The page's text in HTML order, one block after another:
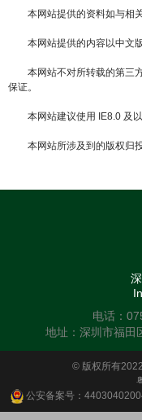
本网站提供的资料如与相
本网站提供的内容以中文
本网站不对所转载的第三
保证。
本网站建议使用 IE8.0 及
本网站所涉及到的版权归
电话：
地址：深圳市福田
© 版权所有
公安备案号：